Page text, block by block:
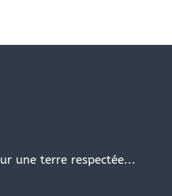
une terre respectée...